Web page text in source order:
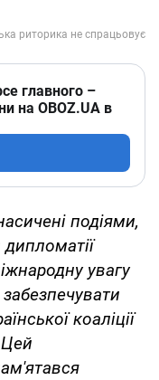
главного –
на OBOZ.UA в
подіями,
дипломатії
увагу
коаліції
Цей